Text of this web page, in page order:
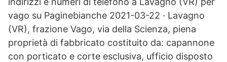
vago su Paginebianche 2021-03-22 · Lavagno
(VR), frazione Vago, via della Scienza, piena
proprietà di fabbricato costituito da: capannone
con porticato e corte esclusiva, ufficio disposto